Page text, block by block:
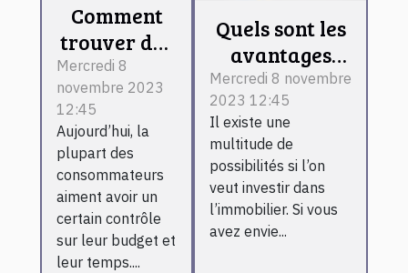
Comment
trouver des
meilleurs
bons plans
sur
internet ?
Mercredi 8
novembre 2023
12:45
Aujourd’hui, la
plupart des
consommateurs
aiment avoir un
certain contrôle
sur leur budget et
leur temps....
Quels sont les
avantages
d’investir
dans les
bâtiments
préfabriqués ?
Mercredi 8 novembre
2023 12:45
Il existe une
multitude de
possibilités si l’on
veut investir dans
l’immobilier. Si vous
avez envie...